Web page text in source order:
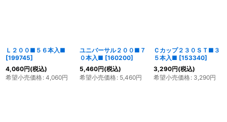
Ｌ２００■５６本入■
[199745]
4,060円(税込)
希望小売価格: 4,060円
ユニバーサル２００■７
０本入■ [160200]
5,460円(税込)
希望小売価格: 5,460円
Ｃカップ２３０ＳＴ■３
５本入■ [153340]
3,290円(税込)
希望小売価格: 3,290円